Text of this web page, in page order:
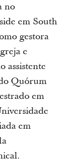
no
em South
gestora
e
assistente
Quórum
em
em